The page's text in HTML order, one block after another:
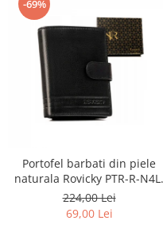
-69%
Portofel barbati din piele
naturala Rovicky PTR-R-
GAT-8922 B+B
224,00 Lei
69,00 Lei